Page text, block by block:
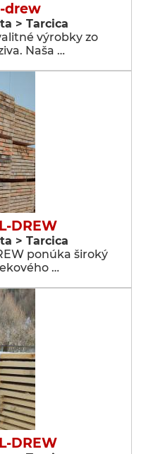
drew
> Tarcica
výrobky zo
Naša …
DREW
> Tarcica
ponúka široký
…
DREW